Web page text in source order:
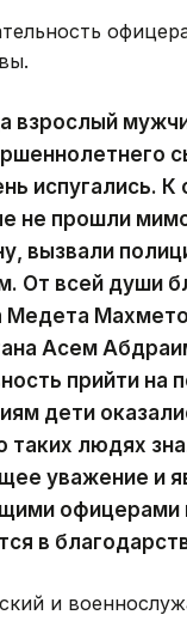
взрослый
испугались.
не прошли
вызвали
От всей души
Медета
Асем
прийти
дети
таких людях
уважение и
офицерами
в
и